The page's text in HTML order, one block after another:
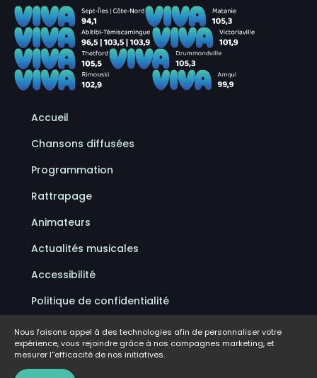
Accueil
Chansons diffusées
Programmation
Rattrapage
Animateurs
Actualités musicales
Accessibilité
Politique de confidentialité
Conditions d'utilisation
FAQ
Nous faisons appel à des technologies afin de personnaliser votre
expérience, vous rejoindre grâce à nos campagnes marketing, et
mesurer l''efficacité de nos initiatives.